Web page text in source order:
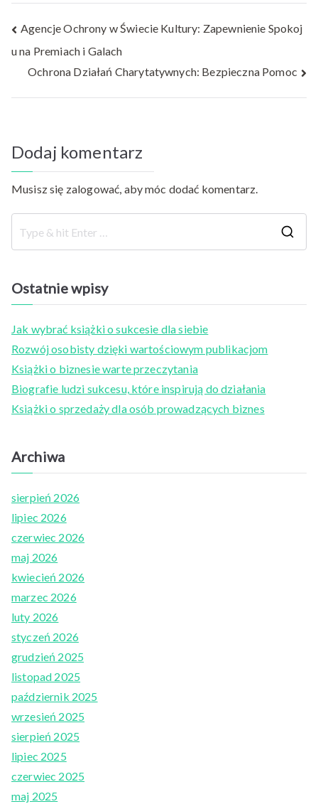
Nawigacja
wpisu
Agencje Ochrony w Świecie Kultury: Zapewnienie Spokoj
u na Premiach i Galach
Ochrona Działań Charytatywnych: Bezpieczna Pomoc
Dodaj komentarz
Musisz się zalogować, aby móc dodać komentarz.
Ostatnie wpisy
Jak wybrać książki o sukcesie dla siebie
Rozwój osobisty dzięki wartościowym publikacjom
Książki o biznesie warte przeczytania
Biografie ludzi sukcesu, które inspirują do działania
Książki o sprzedaży dla osób prowadzących biznes
Archiwa
sierpień 2026
lipiec 2026
czerwiec 2026
maj 2026
kwiecień 2026
marzec 2026
luty 2026
styczeń 2026
grudzień 2025
listopad 2025
październik 2025
wrzesień 2025
sierpień 2025
lipiec 2025
czerwiec 2025
maj 2025